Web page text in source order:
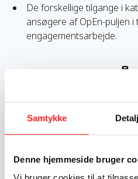
Samtykke
Denne hjemmeside bruger
De forskellige tilgange i
ansøgere af OpEn-puljen
engagementsarbejde.
Du er